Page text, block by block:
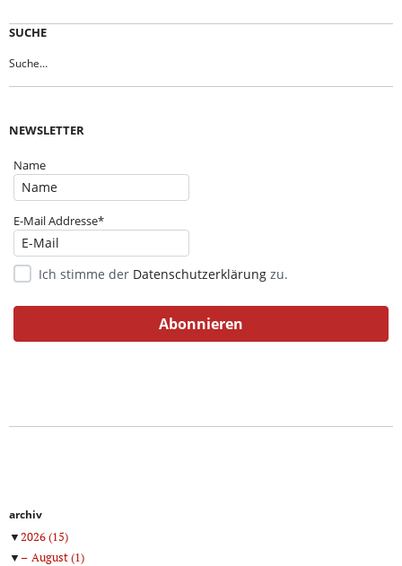
SUCHE
NEWSLETTER
Name
E-Mail Addresse*
Ich stimme der Datenschutzerklärung zu.
archiv
▼ 2026(15)
▼
August(1)